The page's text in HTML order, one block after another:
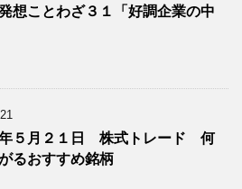
想ことわざ３１「好調企業の中
５月２１日 株式トレード 何
るおすすめ銘柄